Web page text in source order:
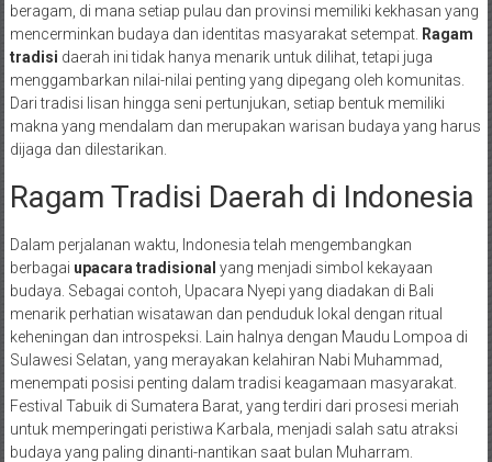
beragam, di mana setiap pulau dan provinsi memiliki kekhasan yang
mencerminkan budaya dan identitas masyarakat setempat. Ragam
tradisi daerah ini tidak hanya menarik untuk dilihat, tetapi juga
menggambarkan nilai-nilai penting yang dipegang oleh komunitas.
Dari tradisi lisan hingga seni pertunjukan, setiap bentuk memiliki
makna yang mendalam dan merupakan warisan budaya yang harus
dijaga dan dilestarikan.
Ragam Tradisi Daerah di Indonesia
Dalam perjalanan waktu, Indonesia telah mengembangkan
berbagai upacara tradisional yang menjadi simbol kekayaan
budaya. Sebagai contoh, Upacara Nyepi yang diadakan di Bali
menarik perhatian wisatawan dan penduduk lokal dengan ritual
keheningan dan introspeksi. Lain halnya dengan Maudu Lompoa di
Sulawesi Selatan, yang merayakan kelahiran Nabi Muhammad,
menempati posisi penting dalam tradisi keagamaan masyarakat.
Festival Tabuik di Sumatera Barat, yang terdiri dari prosesi meriah
untuk memperingati peristiwa Karbala, menjadi salah satu atraksi
budaya yang paling dinanti-nantikan saat bulan Muharram.